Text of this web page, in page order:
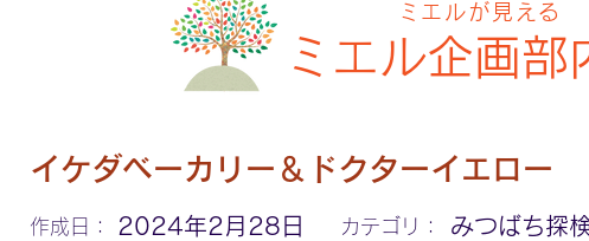
ミエルが見える
ミエル企画部
カテゴリ： みつばち探
作成日： 2024年2月28日
イケダベーカリー＆ドクターイエロー